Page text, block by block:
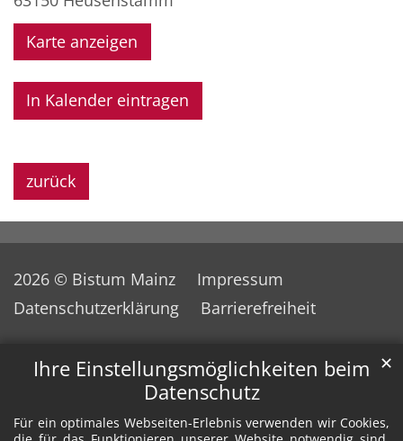
Ihre Einstellungsmöglichkeiten beim
Datenschutz
Für ein optimales Webseiten-Erlebnis verwenden wir Cookies,
✕
Karte anzeigen
In Kalender eintragen
zurück
2026 © Bistum Mainz
Impressum
Datenschutzerklärung
Barrierefreiheit